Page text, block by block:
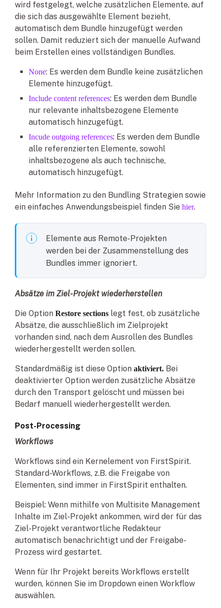
wird festgelegt, welche zusätzlichen Elemente, auf
die sich das ausgewählte Element bezieht,
automatisch dem Bundle hinzugefügt werden
sollen. Damit reduziert sich der manuelle Aufwand
beim Erstellen eines vollständigen Bundles.
None: Es werden dem Bundle keine zusätzlichen
Elemente hinzugefügt.
Include content references: Es werden dem Bundle
nur relevante inhaltsbezogene Elemente
automatisch hinzugefügt.
Incude outgoing references: Es werden dem Bundle
alle referenzierten Elemente, sowohl
inhaltsbezogene als auch technische,
automatisch hinzugefügt.
Mehr Information zu den Bundling Strategien sowie
ein einfaches Anwendungsbeispiel finden Sie hier.
Elemente aus Remote-Projekten
werden bei der Zusammenstellung des
Bundles immer ignoriert.
Absätze im Ziel-Projekt wiederherstellen
Die Option Restore sections legt fest, ob zusätzliche
Absätze, die ausschließlich im Zielprojekt
vorhanden sind, nach dem Ausrollen des Bundles
wiederhergestellt werden sollen.
Standardmäßig ist diese Option aktiviert. Bei
deaktivierter Option werden zusätzliche Absätze
durch den Transport gelöscht und müssen bei
Bedarf manuell wiederhergestellt werden.
Post-Processing
Workflows
Workflows sind ein Kernelement von FirstSpirit.
Standard-Workflows, z.B. die Freigabe von
Elementen, sind immer in FirstSpirit enthalten.
Beispiel: Wenn mithilfe von Multisite Management
Inhalte im Ziel-Projekt ankommen, wird der für das
Ziel-Projekt verantwortliche Redakteur
automatisch benachrichtigt und der Freigabe-
Prozess wird gestartet.
Wenn für Ihr Projekt bereits Workflows erstellt
wurden, können Sie im Dropdown einen Workflow
auswählen.